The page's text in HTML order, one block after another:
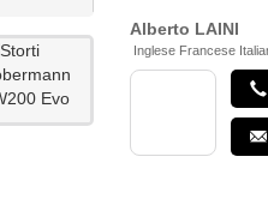
Alberto LAINI
Inglese Francese